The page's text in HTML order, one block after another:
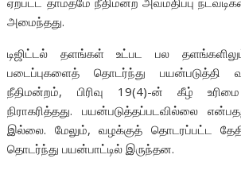
அமைந்தது.
டிஜிட்டல் தளங்கள் உட்பட பல
படைப்புகளைத் தொடர்ந்து பயன்படுத்தி
நீதிமன்றம், பிரிவு 19(4)-ன் கீழ்
நிராகரித்தது. பயன்படுத்தப்படவில்லை
இல்லை. மேலும், வழக்குத் தொடரப்பட்ட
தொடர்ந்து பயன்பாட்டில் இருந்தன.